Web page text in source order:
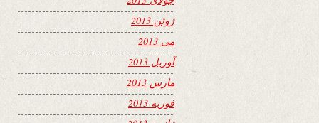
ژوئن 2013
می 2013
آوریل 2013
مارس 2013
فوریه 2013